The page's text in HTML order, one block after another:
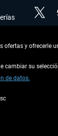
Copyright
lo contrario
y ofrecerle
cambiar su
de datos.